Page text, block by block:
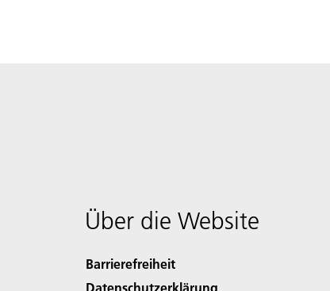
Über die Website
Barrierefreiheit
Datenschutzerklärung